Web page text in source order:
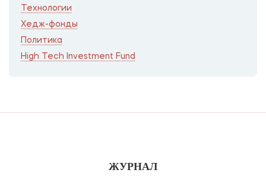
Технологии
Хедж-фонды
Политика
High Tech Investment Fund
ЖУРНАЛ